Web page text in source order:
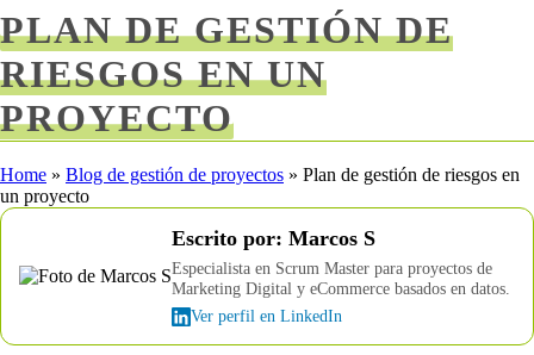
PLAN DE GESTIÓN DE
RIESGOS EN UN
PROYECTO
Home » Blog de gestión de proyectos » Plan de gestión de riesgos en
un proyecto
Escrito por: Marcos S
Especialista en Scrum Master para proyectos de
Marketing Digital y eCommerce basados en datos.
Ver perfil en LinkedIn